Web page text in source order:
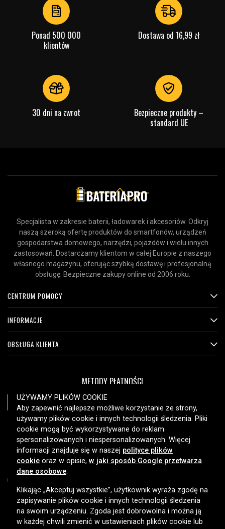
Ponad 500 000
klientów
Dostawa od 16,99 zł
30 dni na zwrot
Bezpieczne produkty –
standard UE
Specjalista w zakresie baterii, ładowarek i akcesoriów. Odkryj
naszą szeroką ofertę produktów do smartfonów, urządzeń
gospodarstwa domowego, narzędzi, pojazdów i wielu innych
zastosowań. Dostarczamy klientom w całej Europie z naszego
własnego magazynu, oferując szybką dostawę i profesjonalną
obsługę. Bezpieczne zakupy online od 2006 roku.
CENTRUM POMOCY
INFORMACJE
OBSŁUGA KLIENTA
METODY PŁATNOŚCI
OPCJE DOSTAWY
Copyright © 2026, Spares Nordic AB
UŻYWAMY PLIKÓW COOKIE
Aby zapewnić najlepsze możliwe korzystanie ze strony,
używamy plików cookie i innych technologii śledzenia. Pliki
cookie mogą być wykorzystywane do reklam
spersonalizowanych i niespersonalizowanych. Więcej
informacji znajduje się w naszej polityce plików
cookie oraz w opisie, w jaki sposób Google przetwarza
dane osobowe.
Klikając „Akceptuj wszystkie”, użytkownik wyraża zgodę na
zapisywanie plików cookie i innych technologii śledzenia
na swoim urządzeniu. Zgoda jest dobrowolna i można ją
w każdej chwili zmienić w ustawieniach plików cookie lub